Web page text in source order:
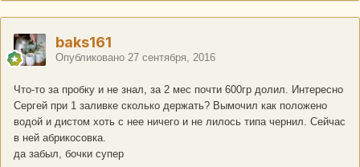
baks161
Опубликовано 27 сентября, 2016
Что-то за пробку и не знал, за 2 мес почти 600гр долил. Интересно
Сергей при 1 заливке сколько держать? Вымочил как положено
водой и дистом хоть с нее ничего и не лилось типа чернил. Сейчас
в ней абрикосовка.
да забыл, бочки супер